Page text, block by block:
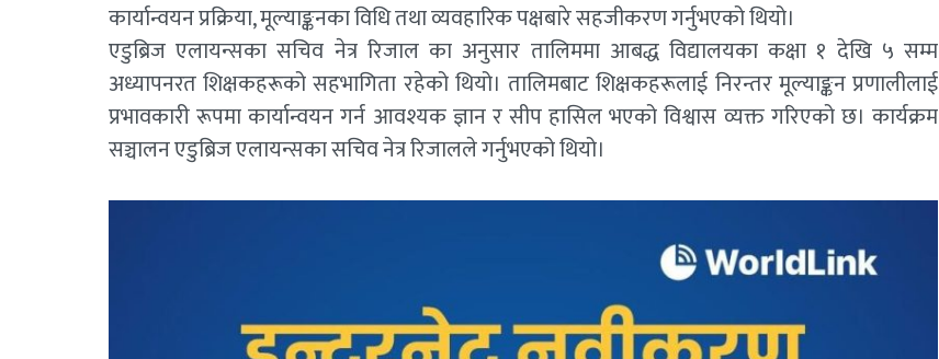
कार्यान्वयन प्रक्रिया, मूल्याङ्कनका विधि तथा व्यवहारिक पक्षबारे सहजीकरण गर्नुभएको थियो।
एडुब्रिज एलायन्सका सचिव नेत्र रिजाल का अनुसार तालिममा आबद्ध विद्यालयका कक्षा १ देखि ५ सम्म
अध्यापनरत शिक्षकहरूको सहभागिता रहेको थियो। तालिमबाट शिक्षकहरूलाई निरन्तर मूल्याङ्कन प्रणालीलाई
प्रभावकारी रूपमा कार्यान्वयन गर्न आवश्यक ज्ञान र सीप हासिल भएको विश्वास व्यक्त गरिएको छ। कार्यक्रम
सञ्चालन एडुब्रिज एलायन्सका सचिव नेत्र रिजालले गर्नुभएको थियो।